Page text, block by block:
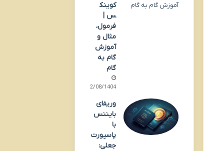
کوینک
س |
فرمول،
مثال و
آموزش
گام به
گام
12/08/1404
وریفای
بایننس
با
پاسپورت
جعلی: